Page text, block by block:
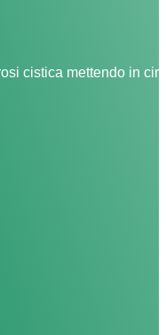
cistica mettendo in